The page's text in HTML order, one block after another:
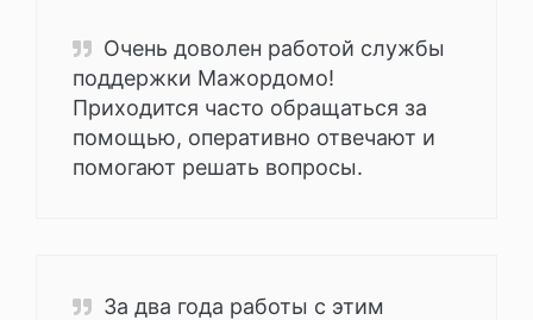
Очень доволен работой службы
поддержки Мажордомо!
Приходится часто обращаться за
помощью, оперативно отвечают и
помогают решать вопросы.
За два года работы с этим